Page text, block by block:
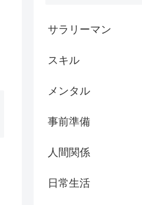
サラリーマン
スキル
メンタル
事前準備
人間関係
日常生活